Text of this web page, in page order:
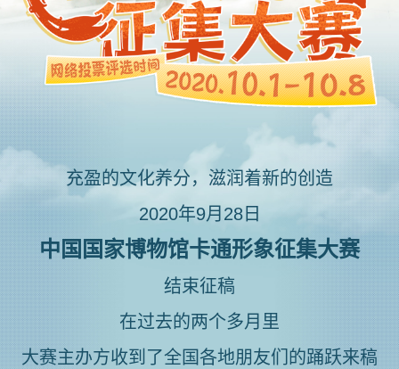
充盈的文化养分，滋润着新的创造
2020年9月28日
中国国家博物馆卡通形象征集大赛
结束征稿
在过去的两个多月里
大赛主办方收到了全国各地朋友们的踊跃来稿